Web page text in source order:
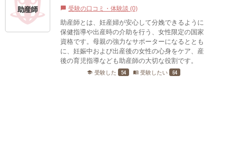
chat_bubble 受験の口コミ・体験談 (0)
助産師とは、妊産婦が安心して分娩できるように
保健指導や出産時の介助を行う、女性限定の国家
資格です。母親の強力なサポーターになるととも
に、妊娠中および出産後の女性の心身をケア、産
後の育児指導なども助産師の大切な役割です。
school 受験した 54 menu_book 受験したい 64